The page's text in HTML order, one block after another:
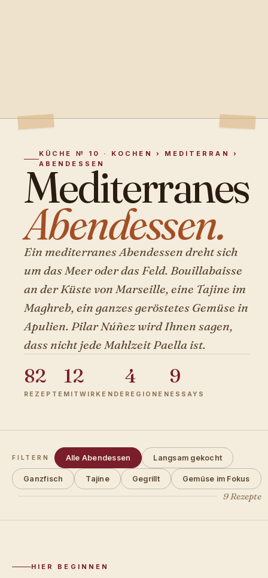
KÜCHE № 10 · KOCHEN › MEDITERRAN ›
ABENDESSEN
Mediterranes
Abendessen.
Ein mediterranes Abendessen dreht sich
um das Meer oder das Feld. Bouillabaisse
an der Küste von Marseille, eine Tajine im
Maghreb, ein ganzes geröstetes Gemüse in
Apulien. Pilar Núñez wird Ihnen sagen,
dass nicht jede Mahlzeit Paella ist.
82
REZEPTE
12
MITWIRKENDE
4
REGIONEN
9
ESSAYS
FILTERN Alle Abendessen Langsam gekocht
Ganzfisch Tajine Gegrillt Gemüse im Fokus
9 Rezepte
HIER BEGINNEN